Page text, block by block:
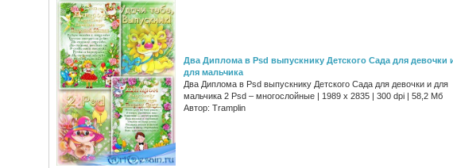
Два Диплома в Psd выпускнику Детского Сада для девочки
для мальчика
Два Диплома в Psd выпускнику Детского Сада для девочки и для
мальчика 2 Psd – многослойные | 1989 x 2835 | 300 dpi | 58,2 Мб
Автор: Tramplin